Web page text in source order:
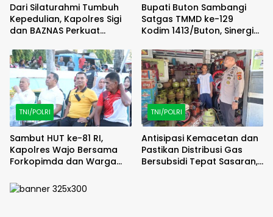
Dari Silaturahmi Tumbuh
Kepedulian, Kapolres Sigi
dan BAZNAS Perkuat
Bupati Buton Sambangi
Satgas TMMD ke-129
Kodim 1413/Buton, Sinergi
Menguat
TNI/POLRI
Sambut HUT ke-81 RI,
Kapolres Wajo Bersama
Forkopimda dan Warga
Karung
TNI/POLRI
Antisipasi Kemacetan dan
Pastikan Distribusi Gas
Bersubsidi Tepat Sasaran,